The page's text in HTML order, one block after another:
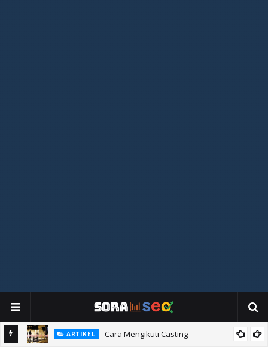
ARTIKEL Cara Mengikuti Casting